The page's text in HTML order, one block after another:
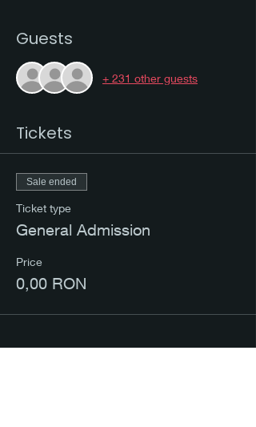
Guests
+ 231 other guests
Tickets
Sale ended
Ticket type
General Admission
Price
0,00 RON